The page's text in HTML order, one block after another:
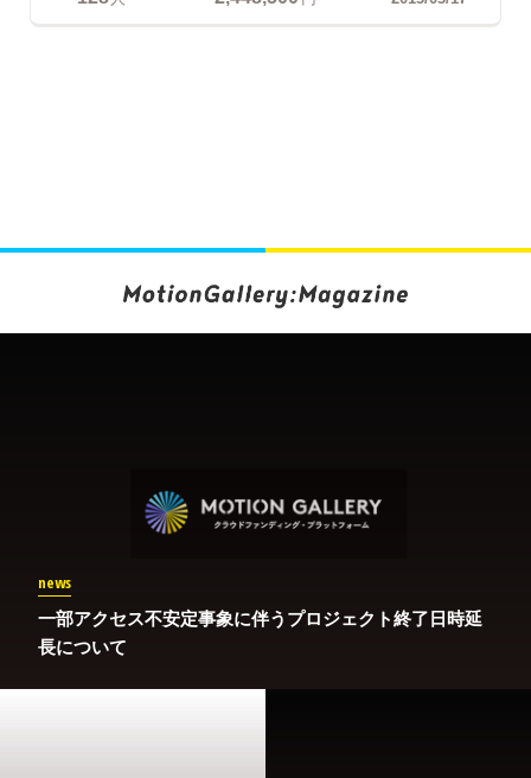
news
一部アクセス不安定事象に伴うプロジェクト終了日時延
長について